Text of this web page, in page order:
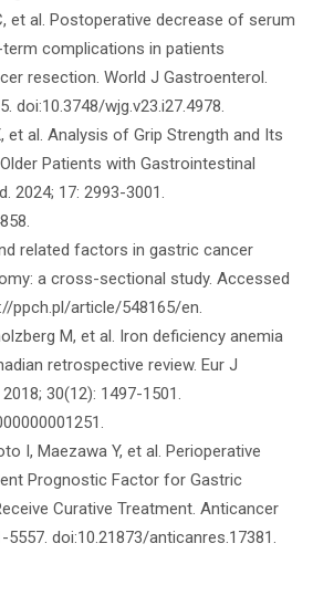
et al. Postoperative decrease of serum
complications in patients
resection. World J Gastroenterol.
doi:10.3748/wjg.v23.i27.4978.
et al. Analysis of Grip Strength and Its
Patients with Gastrointestinal
2024; 17: 2993-3001.
related factors in gastric cancer
a cross-sectional study. Accessed
ppch.pl/article/548165/en.
M, et al. Iron deficiency anemia
retrospective review. Eur J
30(12): 1497-1501.
I, Maezawa Y, et al. Perioperative
Prognostic Factor for Gastric
Curative Treatment. Anticancer
5557. doi:10.21873/anticanres.17381.